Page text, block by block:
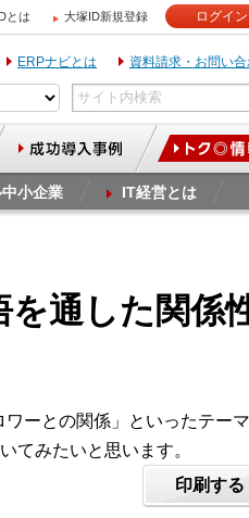
とは 大塚ID新規登録 ログイン
ERPナビとは 資料請求・お問い
小企業 IT経営とは
通した関係
ーとの関係」といったテー
てみたいと思います。
印刷する